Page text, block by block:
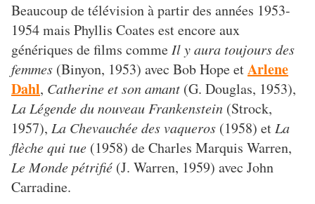
Beaucoup de télévision à partir des années 1953-
1954 mais Phyllis Coates est encore aux
génériques de films comme Il y aura toujours des
femmes (Binyon, 1953) avec Bob Hope etArlene
Dahl, Catherine et son amant (G. Douglas, 1953),
La Légende du nouveau Frankenstein (Strock,
1957), La Chevauchée des vaqueros (1958) et La
flèche qui tue (1958) de Charles Marquis Warren,
Le Monde pétrifié (J. Warren, 1959) avec John
Carradine.